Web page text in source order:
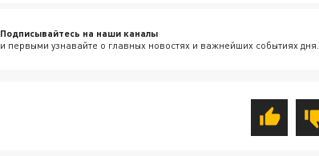
Подписывайтесь на наши каналы
и первыми узнавайте о главных новостях и важнейших событиях дня.